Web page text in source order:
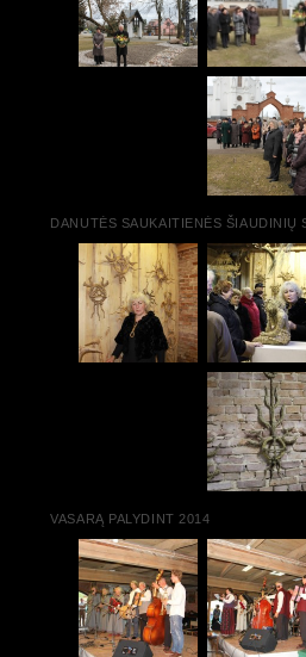
DANUTĖS SAUKAITIENĖS ŠIAUDINIŲ
VASARĄ PALYDINT 2014